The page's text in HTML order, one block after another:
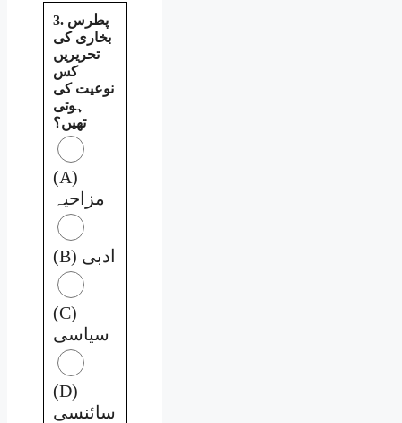
3. پطرس
بخاری کی
تحریریں
کس
نوعیت کی
ہوتی
تھیں؟
(A)
مزاحیہ
(B) ادبی
(C)
سیاسی
(D)
سائنسی